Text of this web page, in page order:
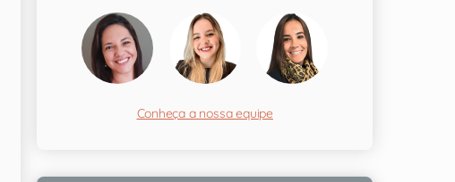
Conheça a nossa equipe